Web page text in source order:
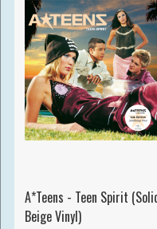
A*Teens - Teen Spirit
Beige Vinyl)